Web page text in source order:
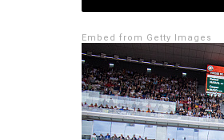
Embed from Getty Images